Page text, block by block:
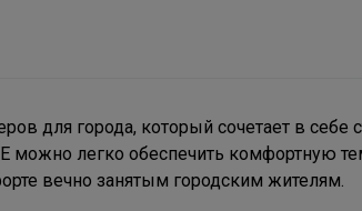
для города, который сочетает в
можно легко обеспечить комфортную
вечно занятым городским жителям.